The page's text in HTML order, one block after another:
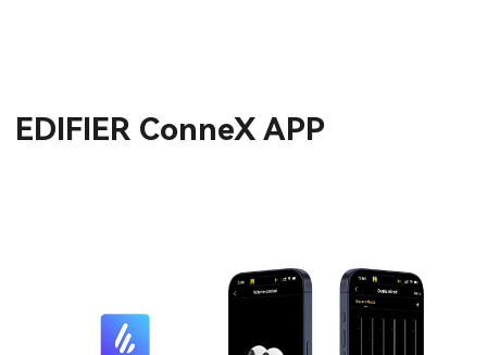
EDIFIER ConneX APP